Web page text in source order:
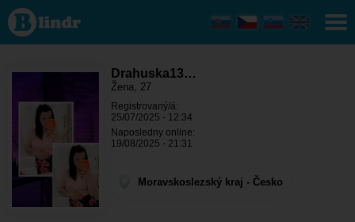
Drahuska134 -
Ona hledá
někoho
Moravskoslezský
Drahuska13…
Žena, 27
Registrovaný/á:
25/07/2025 - 12:34
Naposledny online:
19/08/2025 - 21:31
Moravskoslezský kraj - Česko